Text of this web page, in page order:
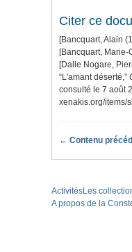
Citer ce
[Bancquart, Alain
[Bancquart,
[Dalle Nogare,
“L'amant déserté,”
consulté le 7 août
xenakis.org/items/
← Contenu
ActivitésLes
A propos de la